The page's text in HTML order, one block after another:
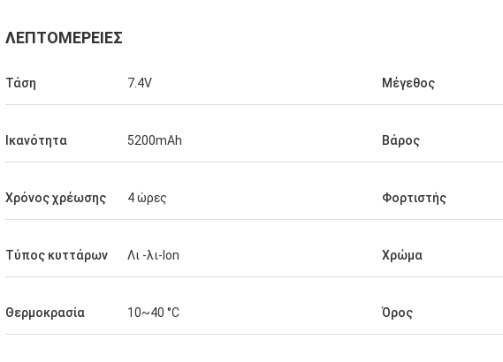
ΛΕΠΤΟΜΈΡΕΙΕΣ
Τάση 7.4V Μέγεθος
Ικανότητα 5200mAh Βάρος
Χρόνος χρέωσης 4 ώρες Φορτιστής
Τύπος κυττάρων Λι -λι-lon Χρώμα
Θερμοκρασία 10~40 °C Όρος